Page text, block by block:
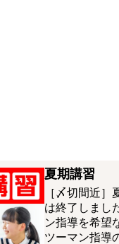
夏期講習
［〆切間近］
は終了しまし
ン指導を希
ツーマン指導